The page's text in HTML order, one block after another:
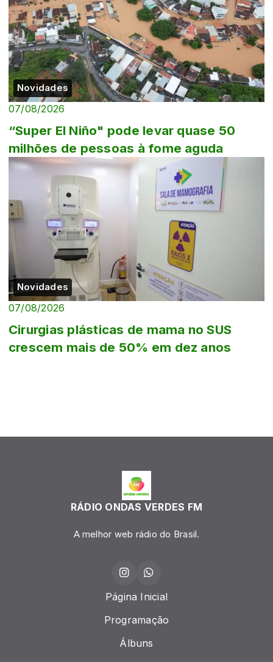
Novidades
07/08/2026
“Super El Niño" pode levar quase 50
milhões de pessoas à fome aguda
Novidades
07/08/2026
Cirurgias plásticas de mama no SUS
crescem mais de 50% em dez anos
RÁDIO ONDAS VERDES FM
A melhor web rádio do Brasil.
Página Inicial
Programação
Álbuns